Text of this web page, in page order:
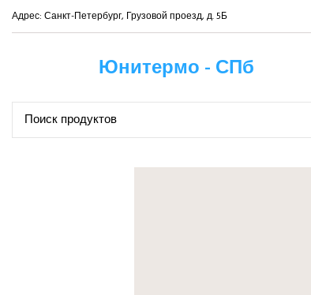
Адрес: Санкт-Петербург, Грузовой проезд, д. 5Б
Юнитермо - СПб